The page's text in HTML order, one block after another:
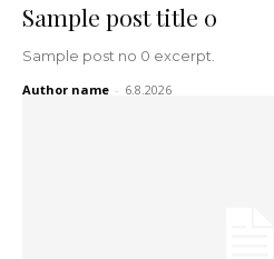
Sample post title 0
Sample post no 0 excerpt.
Author name - 6.8.2026